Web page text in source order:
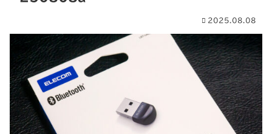
2025.08.08